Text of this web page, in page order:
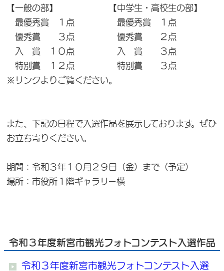
【一般の部】 【中学生・高校生の部】
最優秀賞 １点 最優秀賞 １点
優秀賞 ３点 優秀賞 ２点
入 賞 １０点 入 賞 ３点
特別賞 １２点 特別賞 ３点
※リンクよりご覧ください。
また、下記の日程で入選作品を展示しております。ぜひ
お立ち寄りください。
期間：令和３年１０月２９日（金）まで（予定）
場所：市役所１階ギャラリー横
令和３年度新宮市観光フォトコンテスト入選作品
令和３年度新宮市観光フォトコンテスト入選